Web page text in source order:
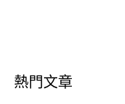
熱門文章